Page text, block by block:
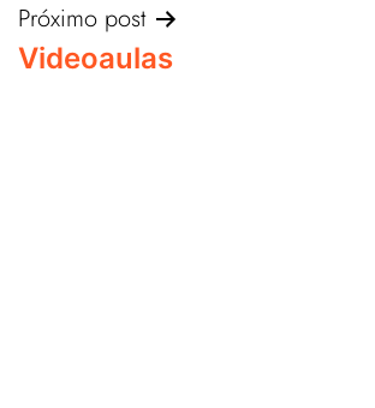
Próximo post
Videoaulas